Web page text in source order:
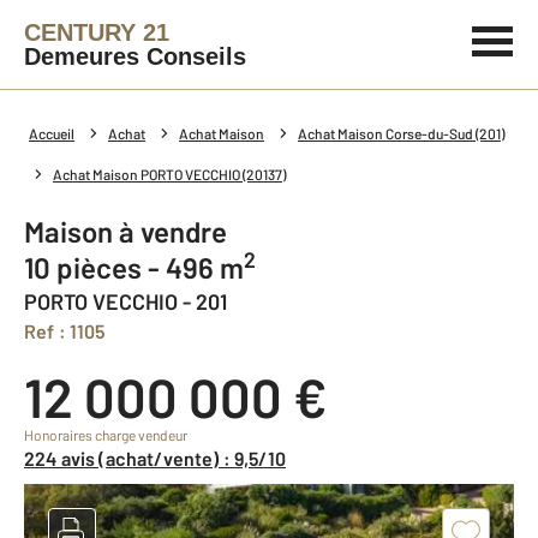
CENTURY 21
Demeures Conseils
Accueil Achat Achat Maison Achat Maison Corse-du-Sud (201)
Achat Maison PORTO VECCHIO (20137)
Maison à vendre
10 pièces - 496 m2
PORTO VECCHIO - 201
Ref : 1105
12 000 000 €
Honoraires charge vendeur
224 avis (achat/vente) : 9,5/10